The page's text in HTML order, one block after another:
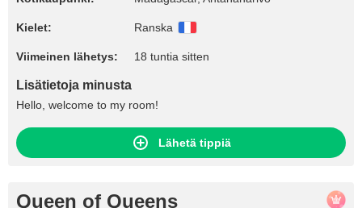
Kielet: Ranska
Viimeinen lähetys: 18 tuntia sitten
Lisätietoja minusta
Hello, welcome to my room!
Lähetä tippiä
Queen of Queens